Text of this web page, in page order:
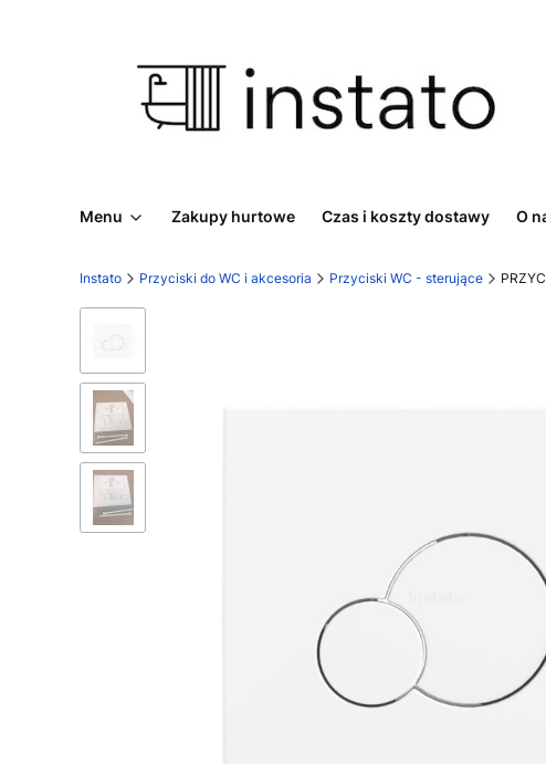
Menu Zakupy hurtowe Czas i koszty dostawy O
Instato Przyciski do WC i akcesoria Przyciski WC - sterujące